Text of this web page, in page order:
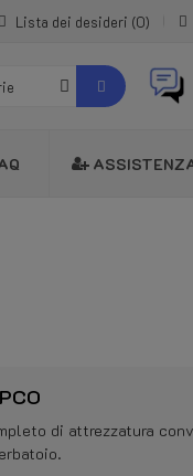
Lista dei desideri 0
di attrezzatura